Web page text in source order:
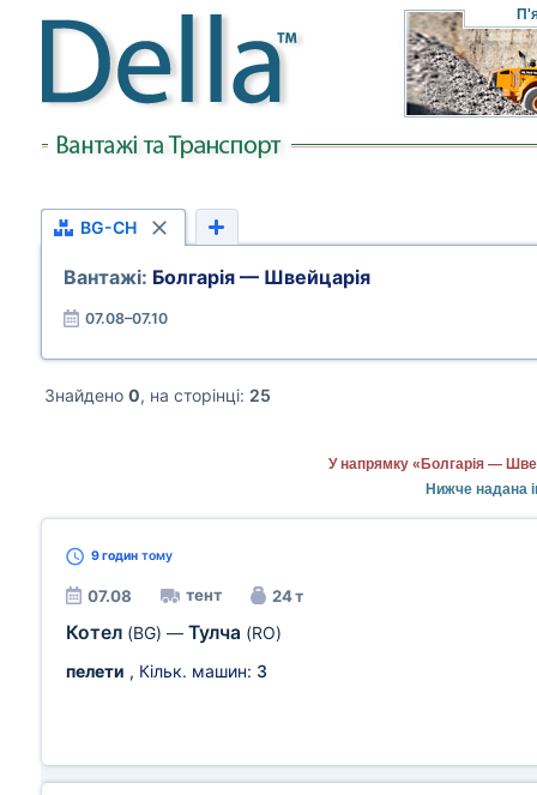
BG-CH
Вантажі: Болгарія — Швейцарія
07.08–07.10
Знайдено 0, на сторінці: 25
У напрямку «Болгарія —
Нижче надана
9 годин тому
07.08 тент 24 т
Котел (BG) — Тулча (RO)
пелети , Кільк. машин: 3